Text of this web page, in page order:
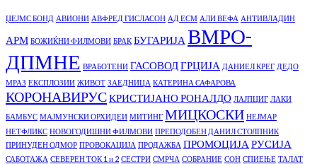
ЏЕЈМС БОНД АВИОНИ АВФРЕД ГИСЛАСОН АД ЕСМ АЛИ ВЕФА АНТИВЛАДИН
АРМ БОЖИЌНИ ФИЛМОВИ БРАК БУГАРИЈА ВМРО-
ДПМНЕ ВРАБОТЕНИ ГАСОВОДГРЦИЈА ДАНИЕЛ КРЕГ ДЕДО
МРАЗ ЕКСПЛОЗИИ ЖИВОТ ЗАЕДНИЦА КАТЕРИНА САФАРОВА
КОРОНАВИРУСКРИСТИЈАНО РОНАЛДО ЛАЈПЦИГ ЛАКИ
БАМБУС МАЈМУНСКИ ОРХИДЕИ МИТИНГ МИЦКОСКИ НЕЈМАР
НЕТФЛИКС НОВОГОДИШНИ ФИЛМОВИ ПРЕПОДОБЕН ДАНИЛ СТОЛПНИК
ПРИНУДЕН ОДМОР ПРОВОКАЦИЈА ПРОДАЖБА ПРОМОЦИЈА РУСИЈА
САБОТАЖА СЕВЕРЕН ТОК 1 и 2 СЕСТРИ СМРЧА СОБРАНИЕ СОН СПИЕЊЕ ТАЛАТ